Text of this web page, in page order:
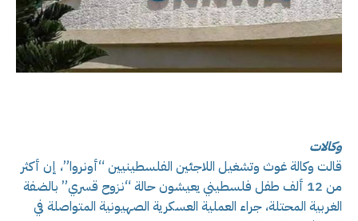
وكالات
قالت وكالة غوث وتشغيل اللاجئين الفلسطينيين “أونروا”، إن أكثر
من 12 ألف طفل فلسطيني يعيشون حالة “نزوح قسري” بالضفة
الغربية المحتلة، جراء العملية العسكرية الصهيونية المتواصلة في